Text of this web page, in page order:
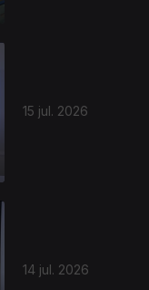
15 jul. 2026
14 jul. 2026